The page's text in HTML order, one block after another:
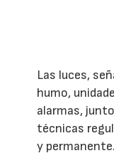
Las luces,
humo,
alarmas,
técnicas
y permanente.